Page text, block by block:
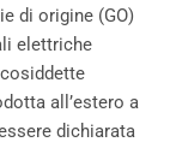
di origine (GO)
elettriche
all’estero a
dichiarata